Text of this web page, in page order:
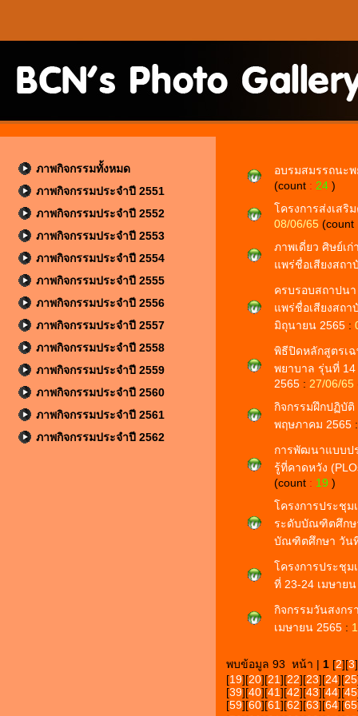
ภาพกิจกรรมทั้งหมด
ภาพกิจกรรมประจำปี 2551
ภาพกิจกรรมประจำปี 2552
ภาพกิจกรรมประจำปี 2553
ภาพกิจกรรมประจำปี 2554
ภาพกิจกรรมประจำปี 2555
ภาพกิจกรรมประจำปี 2556
ภาพกิจกรรมประจำปี 2557
ภาพกิจกรรมประจำปี 2558
ภาพกิจกรรมประจำปี 2559
ภาพกิจกรรมประจำปี 2560
ภาพกิจกรรมประจำปี 2561
ภาพกิจกรรมประจำปี 2562
อบรมสมรรถนะ
(count : 24 )
โครงการส่งเส
08/06/65 (count
ภาพเดี่ยว ศิษย์เ
แพร่ชื่อเสียงสถ
ครบรอบสถาปนา
แพร่ชื่อเสียงสถ
มิถุนายน 2565 :
พิธีปิดหลักสูตรเ
พยาบาล รุ่นที่
2565 : 27/06/65
กิจกรรมฝึกปฏิบั
พฤษภาคม 2565
การพัฒนาแบบป
รู้ที่คาดหวัง
(count : 19 )
โครงการประชุ
ระดับบัณฑิตศึกษ
บัณฑิตศึกษา วัน
โครงการประชุ
ที่ 23-24 เมษาย
กิจกรรมวันสงก
เมษายน 2565 :
พบข้อมูล 93 หน้า | 1 [2][3
[19][20][21][22][23][24][25
[39][40][41][42][43][44][45
[59][60][61][62][63][64][65